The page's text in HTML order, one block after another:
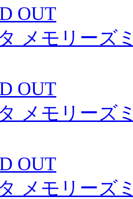
OUT
メモリーズ
OUT
メモリーズ
OUT
メモリーズ